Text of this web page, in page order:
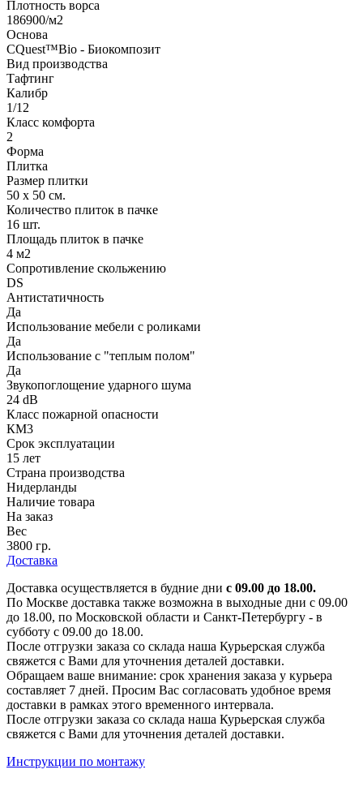
Плотность ворса
186900/м2
Основа
CQuest™Bio - Биокомпозит
Вид производства
Тафтинг
Калибр
1/12
Класс комфорта
2
Форма
Плитка
Размер плитки
50 х 50 см.
Количество плиток в пачке
16 шт.
Площадь плиток в пачке
4 м2
Сопротивление скольжению
DS
Антистатичность
Да
Использование мебели с роликами
Да
Использование с "теплым полом"
Да
Звукопоглощение ударного шума
24 dB
Класс пожарной опасности
КМ3
Срок эксплуатации
15 лет
Страна производства
Нидерланды
Наличие товара
На заказ
Вес
3800 гр.
Доставка
Доставка осуществляется в будние дни с 09.00 до 18.00.
По Москве доставка также возможна в выходные дни с 09.00
до 18.00, по Московской области и Санкт-Петербургу - в
субботу с 09.00 до 18.00.
После отгрузки заказа со склада наша Курьерская служба
свяжется с Вами для уточнения деталей доставки.
Обращаем ваше внимание: срок хранения заказа у курьера
составляет 7 дней. Просим Вас согласовать удобное время
доставки в рамках этого временного интервала.
После отгрузки заказа со склада наша Курьерская служба
свяжется с Вами для уточнения деталей доставки.
Инструкции по монтажу